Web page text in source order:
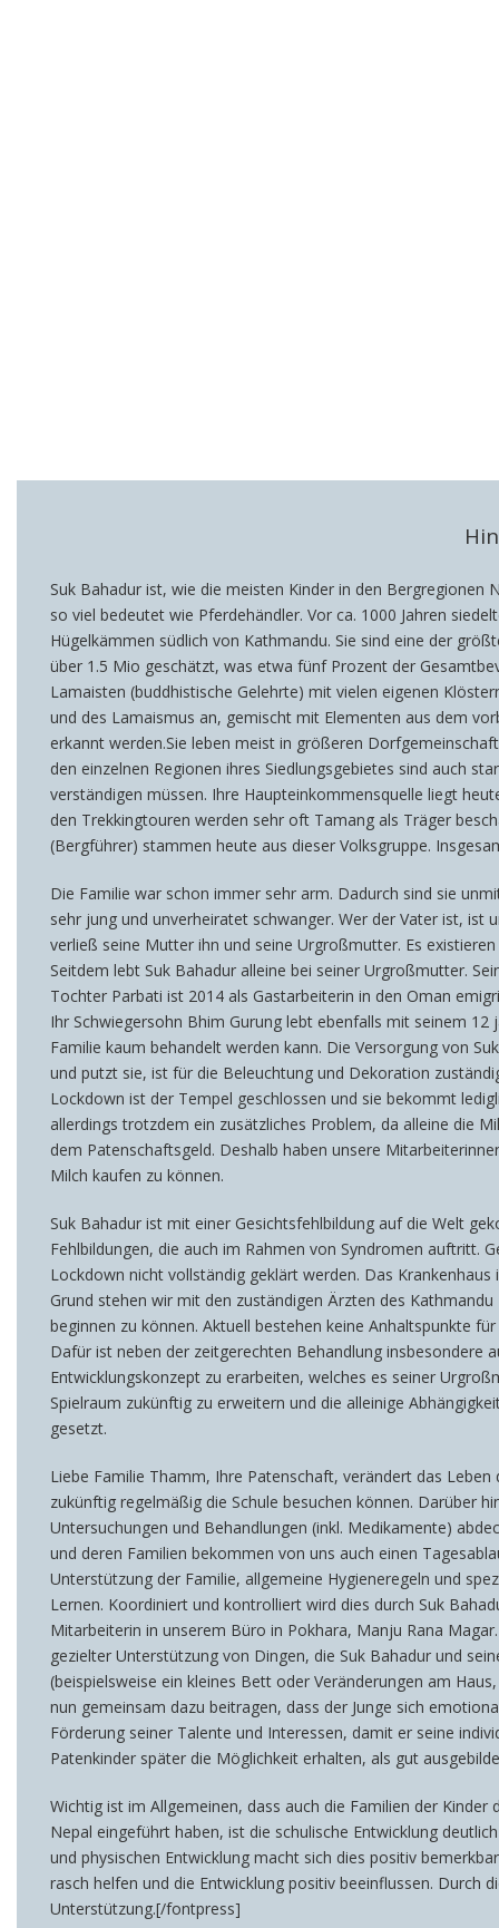
Suk Bahadur ist, wie die meisten Kinder in den
so viel bedeutet wie Pferdehändler. Vor ca. 1000 Jahren
Hügelkämmen südlich von Kathmandu. Sie sind eine der
über 1.5 Mio geschätzt, was etwa fünf Prozent der
Lamaisten (buddhistische Gelehrte) mit vielen eigenen
und des Lamaismus an, gemischt mit Elementen aus dem
erkannt werden.Sie leben meist in größeren
den einzelnen Regionen ihres Siedlungsgebietes sind auch
verständigen müssen. Ihre Haupteinkommensquelle liegt
den Trekkingtouren werden sehr oft Tamang als Träger
(Bergführer) stammen heute aus dieser Volksgruppe.
Die Familie war schon immer sehr arm. Dadurch sind sie
sehr jung und unverheiratet schwanger. Wer der Vater ist,
verließ seine Mutter ihn und seine Urgroßmutter. Es
Seitdem lebt Suk Bahadur alleine bei seiner Urgroßmutter.
Tochter Parbati ist 2014 als Gastarbeiterin in den Oman
Ihr Schwiegersohn Bhim Gurung lebt ebenfalls mit seinem
Familie kaum behandelt werden kann. Die Versorgung von
und putzt sie, ist für die Beleuchtung und Dekoration
Lockdown ist der Tempel geschlossen und sie bekommt
allerdings trotzdem ein zusätzliches Problem, da alleine die
dem Patenschaftsgeld. Deshalb haben unsere
Milch kaufen zu können.
Suk Bahadur ist mit einer Gesichtsfehlbildung auf die Welt
Fehlbildungen, die auch im Rahmen von Syndromen auftritt.
Lockdown nicht vollständig geklärt werden. Das
Grund stehen wir mit den zuständigen Ärzten des
beginnen zu können. Aktuell bestehen keine Anhaltspunkte
Dafür ist neben der zeitgerechten Behandlung insbesondere
Entwicklungskonzept zu erarbeiten, welches es seiner
Spielraum zukünftig zu erweitern und die alleinige
gesetzt.
Liebe Familie Thamm, Ihre Patenschaft, verändert das
zukünftig regelmäßig die Schule besuchen können. Darüber
Untersuchungen und Behandlungen (inkl. Medikamente)
und deren Familien bekommen von uns auch einen
Unterstützung der Familie, allgemeine Hygieneregeln und
Lernen. Koordiniert und kontrolliert wird dies durch Suk
Mitarbeiterin in unserem Büro in Pokhara, Manju Rana
gezielter Unterstützung von Dingen, die Suk Bahadur und
(beispielsweise ein kleines Bett oder Veränderungen am
nun gemeinsam dazu beitragen, dass der Junge sich
Förderung seiner Talente und Interessen, damit er seine
Patenkinder später die Möglichkeit erhalten, als gut
Wichtig ist im Allgemeinen, dass auch die Familien der
Nepal eingeführt haben, ist die schulische Entwicklung
und physischen Entwicklung macht sich dies positiv
rasch helfen und die Entwicklung positiv beeinflussen. Durch
Unterstützung.[/fontpress]